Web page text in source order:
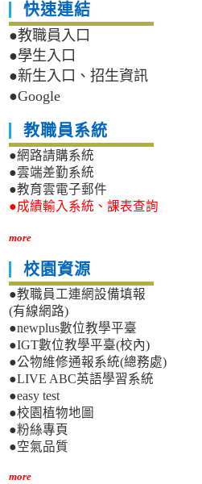
快速連結
●教職員入口
●學生入口
●新生入口、招生資訊
●Google
教職員系統
●網路請購系統
●雲端差勤系統
●教育雲電子郵件
●成績輸入系統、課表查詢
more
校園資源
●教職員工連網設備填報
(有線網路)
●newplus數位教學平臺
●IGT數位教學平臺(校內)
●公物維修通報系統(總務處)
●LIVE ABC英語學習系統
●easy test
●校園植物地圖
●粉絲專頁
●空氣品質
more